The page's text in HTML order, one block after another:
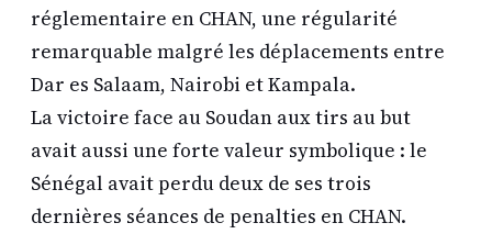
réglementaire en CHAN, une régularité
remarquable malgré les déplacements entre
Dar es Salaam, Nairobi et Kampala.
La victoire face au Soudan aux tirs au but
avait aussi une forte valeur symbolique : le
Sénégal avait perdu deux de ses trois
dernières séances de penalties en CHAN.